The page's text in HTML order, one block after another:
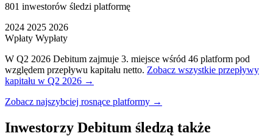
801 inwestorów śledzi platformę
2024 2025 2026
Wpłaty Wypłaty
W Q2 2026 Debitum zajmuje 3. miejsce wśród 46 platform pod
względem przepływu kapitału netto. Zobacz wszystkie przepływy
kapitału w Q2 2026 →
Zobacz najszybciej rosnące platformy →
Inwestorzy Debitum śledzą także